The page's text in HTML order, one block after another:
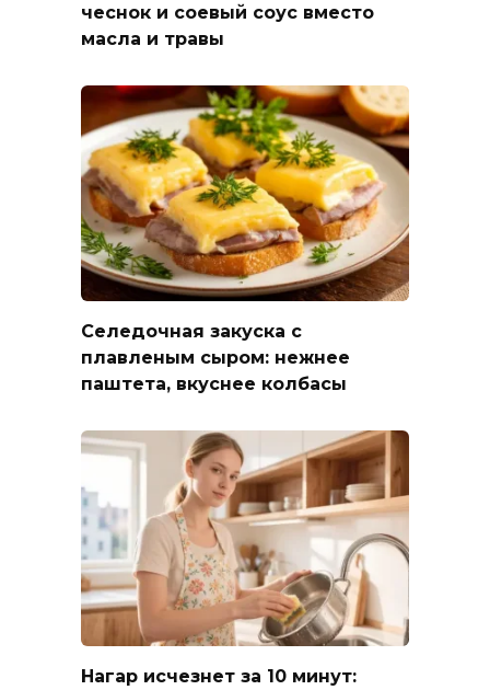
чеснок и соевый соус вместо
масла и травы
Селедочная закуска с
плавленым сыром: нежнее
паштета, вкуснее колбасы
Нагар исчезнет за 10 минут: